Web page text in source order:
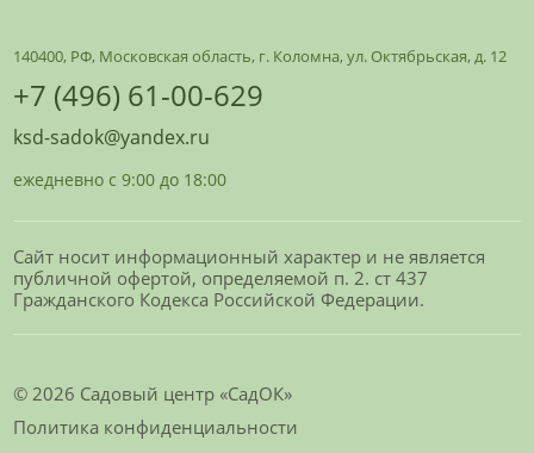
140400, РФ, Московская область, г. Коломна, ул. Октябрьская, д. 12
+7 (496) 61-00-629
ksd-sadok@yandex.ru
ежедневно с 9:00 до 18:00
Сайт носит информационный характер и не является
публичной офертой, определяемой п. 2. ст 437
Гражданского Кодекса Российской Федерации.
© 2026 Садовый центр «СадОК»
Политика конфиденциальности